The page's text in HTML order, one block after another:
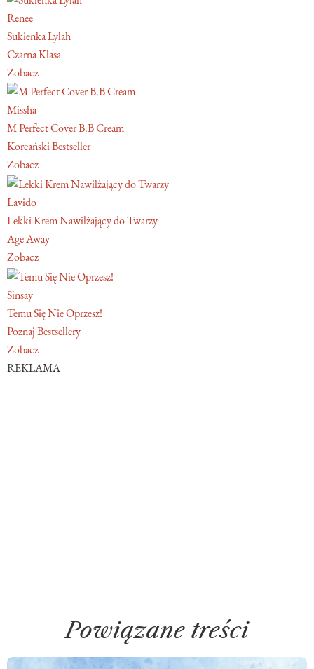
Renee
Sukienka Lylah
Czarna Klasa
Zobacz
Missha
M Perfect Cover B.B Cream
Koreański Bestseller
Zobacz
Lavido
Lekki Krem Nawilżający do Twarzy
Age Away
Zobacz
Sinsay
Temu Się Nie Oprzesz!
Poznaj Bestsellery
Zobacz
REKLAMA
Powiązane treści